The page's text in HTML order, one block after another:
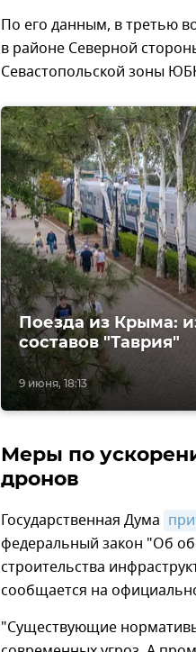
По его данным, в третью
в районе Северной
Севастопольской зоны
9 июня, 18:13
Поезда из Крыма:
составов "Таврия"
Меры по
дронов
Государственная Дума
федеральный закон "Об
строительства
сообщается на
"Существующие